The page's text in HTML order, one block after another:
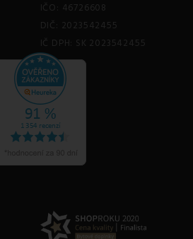
IČO: 46726608
DIČ: 2023542455
IČ DPH: SK 2023542455